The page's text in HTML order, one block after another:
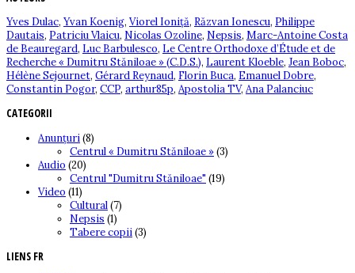
Yves Dulac, Yvan Koenig, Viorel Ioniță, Răzvan Ionescu, Philippe
Dautais, Patriciu Vlaicu, Nicolas Ozoline, Nepsis, Marc-Antoine Costa
de Beauregard, Luc Barbulesco, Le Centre Orthodoxe d’Étude et de
Recherche « Dumitru Stăniloae » (C.D.S.), Laurent Kloeble, Jean Boboc,
Hélène Sejournet, Gérard Reynaud, Florin Buca, Emanuel Dobre,
Constantin Pogor, CCP, arthur85p, Apostolia TV, Ana Palanciuc
CATEGORII
Anunțuri(8)
Centrul « Dumitru Stăniloae »(3)
Audio (20)
Centrul "Dumitru Stăniloae" (19)
Video (11)
Cultural(7)
Nepsis (1)
Tabere copii(3)
LIENS FR